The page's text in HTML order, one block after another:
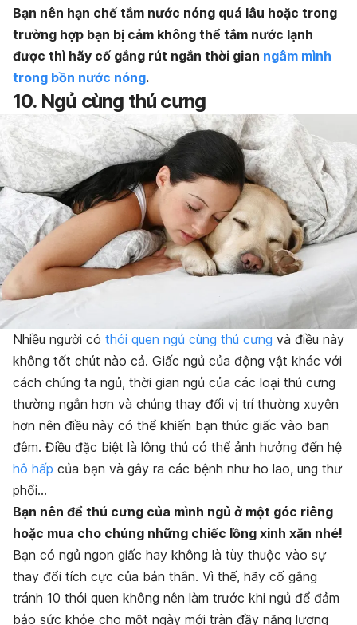
Bạn nên hạn chế tắm nước nóng quá lâu hoặc trong
trường hợp bạn bị cảm không thể tắm nước lạnh
được thì hãy cố gắng rút ngắn thời gian ngâm mình
trong bồn nước nóng.
10. Ngủ cùng thú cưng
Nhiều người có thói quen ngủ cùng thú cưng và điều này
không tốt chút nào cả. Giấc ngủ của động vật khác với
cách chúng ta ngủ, thời gian ngủ của các loại thú cưng
thường ngắn hơn và chúng thay đổi vị trí thường xuyên
hơn nên điều này có thể khiến bạn thức giấc vào ban
đêm. Điều đặc biệt là lông thú có thể ảnh hưởng đến hệ
hô hấp của bạn và gây ra các bệnh như ho lao, ung thư
phổi…
Bạn nên để thú cưng của mình ngủ ở một góc riêng
hoặc mua cho chúng những chiếc lồng xinh xắn nhé!
Bạn có ngủ ngon giấc hay không là tùy thuộc vào sự
thay đổi tích cực của bản thân. Vì thế, hãy cố gắng
tránh 10 thói quen không nên làm trước khi ngủ để đảm
bảo sức khỏe cho một ngày mới tràn đầy năng lượng